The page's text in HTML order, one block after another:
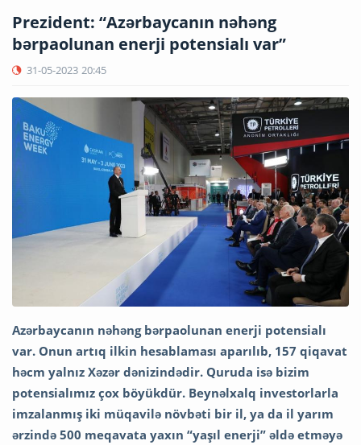
Prezident: “Azərbaycanın nəhəng
bərpaolunan enerji potensialı var”
31-05-2023 20:45
Azərbaycanın nəhəng bərpaolunan enerji potensialı
var. Onun artıq ilkin hesablaması aparılıb, 157 qiqavat
həcm yalnız Xəzər dənizindədir. Quruda isə bizim
potensialımız çox böyükdür. Beynəlxalq investorlarla
imzalanmış iki müqavilə növbəti bir il, ya da il yarım
ərzində 500 meqavata yaxın “yaşıl enerji” əldə etməyə